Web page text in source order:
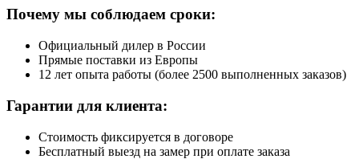
Почему мы соблюдаем сроки:
Официальный дилер в России
Прямые поставки из Европы
12 лет опыта работы (более 2500 выполненных заказов)
Гарантии для клиента:
Стоимость фиксируется в договоре
Бесплатный выезд на замер при оплате заказа